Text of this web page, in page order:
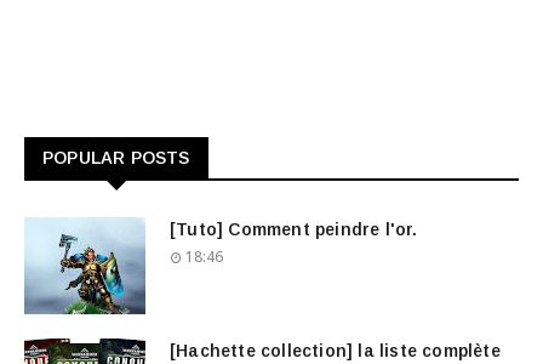
POPULAR POSTS
[Tuto] Comment peindre l'or.
18:46
[Hachette collection] la liste complète